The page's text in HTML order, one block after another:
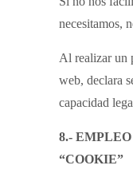
necesitamos,
Al realizar un
web, declara
capacidad
8.-
“COOKIE”